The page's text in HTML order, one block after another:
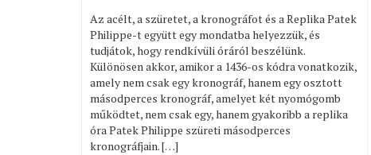
Az acélt, a szüretet, a kronográfot és a Replika Patek
Philippe-t együtt egy mondatba helyezzük, és
tudjátok, hogy rendkívüli óráról beszélünk.
Különösen akkor, amikor a 1436-os kódra vonatkozik,
amely nem csak egy kronográf, hanem egy osztott
másodperces kronográf, amelyet két nyomógomb
működtet, nem csak egy, hanem gyakoribb a replika
óra Patek Philippe szüreti másodperces
kronográfjain. […]